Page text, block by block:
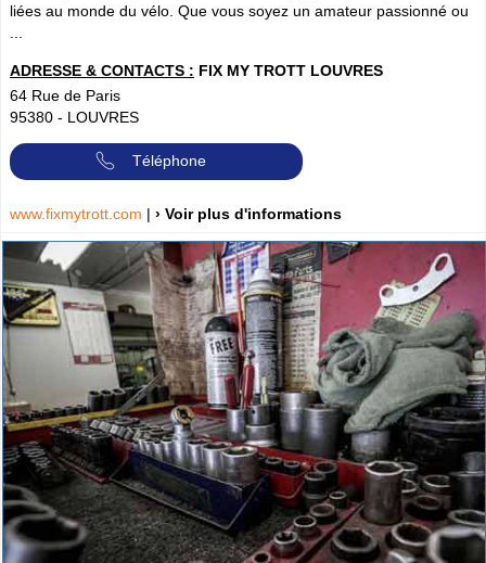
liées au monde du vélo. Que vous soyez un amateur passionné ou
...
ADRESSE & CONTACTS : FIX MY TROTT LOUVRES
64 Rue de Paris
95380 - LOUVRES
Téléphone
www.fixmytrott.com | › Voir plus d'informations